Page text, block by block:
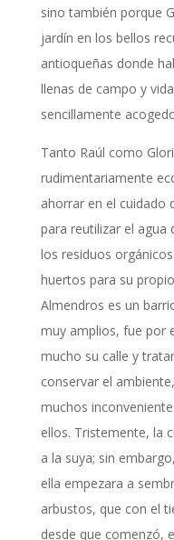
sino también porque
jardín en los bellos
antioqueñas donde
llenas de campo y
sencillamente
Tanto Raúl como
rudimentariamente
ahorrar en el cuidado
para reutilizar el agua
los residuos
huertos para su
Almendros es un
muy amplios, fue por
mucho su calle y
conservar el
muchos
ellos. Tristemente, la
a la suya; sin
ella empezara a
arbustos, que con el
desde que comenzó,